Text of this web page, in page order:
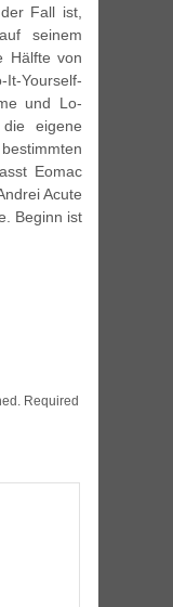
Fall ist,
seinem
Hälfte von
It-Yourself-
und Lo-
eigene
Eomac
Acute
Beginn ist
Required